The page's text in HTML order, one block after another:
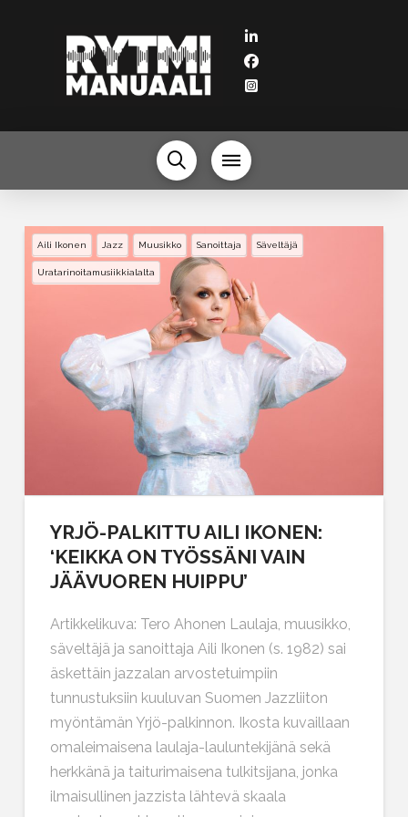
YRJÖ-PALKITTU AILI IKONEN:
‘KEIKKA ON TYÖSSÄNI VAIN
JÄÄVUOREN HUIPPU’
Artikkelikuva: Tero Ahonen Laulaja, muusikko,
säveltäjä ja sanoittaja Aili Ikonen (s. 1982) sai
äskettäin jazzalan arvostetuimpiin
tunnustuksiin kuuluvan Suomen Jazzliiton
myöntämän Yrjö-palkinnon. Ikosta kuvaillaan
omaleimaisena laulaja-lauluntekijänä sekä
herkkänä ja taiturimaisena tulkitsijana, jonka
ilmaisullinen jazzista lähtevä skaala
Aili Ikonen Jazz Muusikko Sanoittaja Säveltäjä
Uratarinoitamusiikkialalta